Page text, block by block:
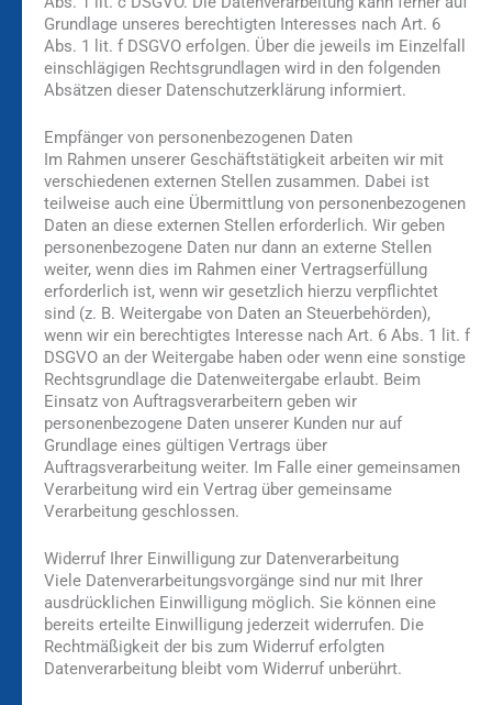
Grundlage unseres berechtigten Interesses nach Art. 6
Abs. 1 lit. f DSGVO erfolgen. Über die jeweils im Einzelfall
einschlägigen Rechtsgrundlagen wird in den folgenden
Absätzen dieser Datenschutzerklärung informiert.
Empfänger von personenbezogenen Daten
Im Rahmen unserer Geschäftstätigkeit arbeiten wir mit
verschiedenen externen Stellen zusammen. Dabei ist
teilweise auch eine Übermittlung von personenbezogenen
Daten an diese externen Stellen erforderlich. Wir geben
personenbezogene Daten nur dann an externe Stellen
weiter, wenn dies im Rahmen einer Vertragserfüllung
erforderlich ist, wenn wir gesetzlich hierzu verpflichtet
sind (z. B. Weitergabe von Daten an Steuerbehörden),
wenn wir ein berechtigtes Interesse nach Art. 6 Abs. 1 lit. f
DSGVO an der Weitergabe haben oder wenn eine sonstige
Rechtsgrundlage die Datenweitergabe erlaubt. Beim
Einsatz von Auftragsverarbeitern geben wir
personenbezogene Daten unserer Kunden nur auf
Grundlage eines gültigen Vertrags über
Auftragsverarbeitung weiter. Im Falle einer gemeinsamen
Verarbeitung wird ein Vertrag über gemeinsame
Verarbeitung geschlossen.
Widerruf Ihrer Einwilligung zur Datenverarbeitung
Viele Datenverarbeitungsvorgänge sind nur mit Ihrer
ausdrücklichen Einwilligung möglich. Sie können eine
bereits erteilte Einwilligung jederzeit widerrufen. Die
Rechtmäßigkeit der bis zum Widerruf erfolgten
Datenverarbeitung bleibt vom Widerruf unberührt.